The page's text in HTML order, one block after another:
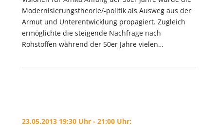
Modernisierungstheorie/-politik als Ausweg aus der
Armut und Unterentwicklung propagiert. Zugleich
ermöglichte die steigende Nachfrage nach
Rohstoffen während der 50er Jahre vielen…
23.05.2013 19:30 Uhr - 21:00 Uhr: